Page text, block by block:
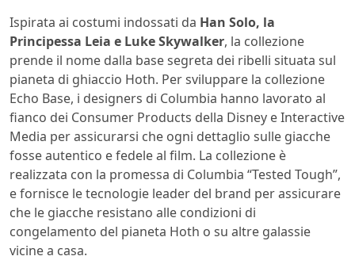
Ispirata ai costumi indossati da Han Solo, la
Principessa Leia e Luke Skywalker, la collezione
prende il nome dalla base segreta dei ribelli situata sul
pianeta di ghiaccio Hoth. Per sviluppare la collezione
Echo Base, i designers di Columbia hanno lavorato al
fianco dei Consumer Products della Disney e Interactive
Media per assicurarsi che ogni dettaglio sulle giacche
fosse autentico e fedele al film. La collezione è
realizzata con la promessa di Columbia “Tested Tough”,
e fornisce le tecnologie leader del brand per assicurare
che le giacche resistano alle condizioni di
congelamento del pianeta Hoth o su altre galassie
vicine a casa.